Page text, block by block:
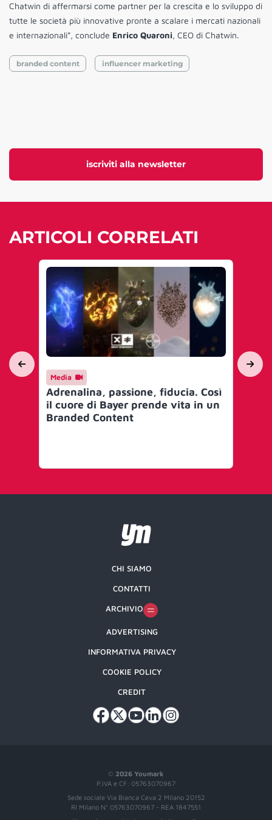
iscriviti alla newsletter
Chatwin di affermarsi come partner per la crescita e lo sviluppo di
tutte le società più innovative pronte a scalare i mercati nazionali
e internazionali”, conclude Enrico Quaroni, CEO di Chatwin.
branded content influencer marketing
ARTICOLI CORRELATI
Media
Adrenalina, passione, fiducia. Così
il cuore di Bayer prende vita in un
Branded Content
© 2026 Youmark
P.IVA e CF: 05763070967
Sede sociale Via Bianca Ceva 2 Milano 20152
RI Milano N° 05763070967 - REA 1847551
CHI SIAMO
CONTATTI
ARCHIVIO
ADVERTISING
INFORMATIVA PRIVACY
COOKIE POLICY
CREDIT